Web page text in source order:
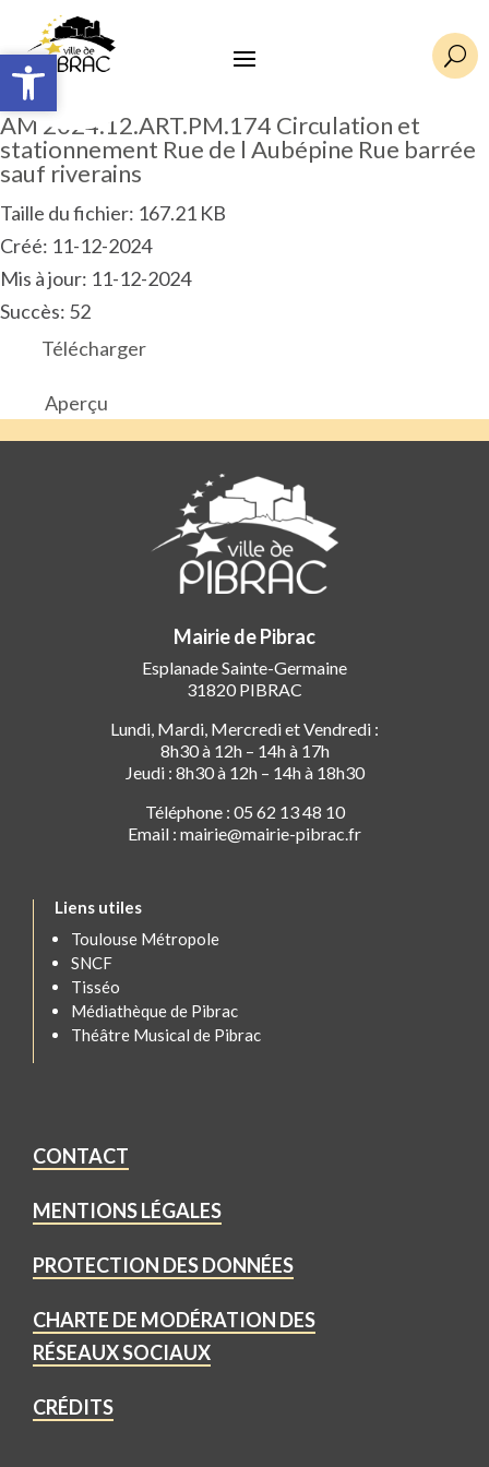
Ouvrir la barre d’outils U
AM 2024.12.ART.PM.174 Circulation et
stationnement Rue de l Aubépine Rue barrée
sauf riverains
Taille du fichier: 167.21 KB
Créé: 11-12-2024
Mis à jour: 11-12-2024
Succès: 52
Télécharger
Aperçu
Mairie de Pibrac
Esplanade Sainte-Germaine
31820 PIBRAC
Lundi, Mardi, Mercredi et Vendredi :
8h30 à 12h – 14h à 17h
Jeudi : 8h30 à 12h – 14h à 18h30
Téléphone : 05 62 13 48 10
Email : mairie@mairie-pibrac.fr
Liens utiles
Toulouse Métropole
SNCF
Tisséo
Médiathèque de Pibrac
Théâtre Musical de Pibrac
CONTACT
MENTIONS LÉGALES
PROTECTION DES DONNÉES
CHARTE DE MODÉRATION DES
RÉSEAUX SOCIAUX
CRÉDITS
Ouvrir la barre d’outils